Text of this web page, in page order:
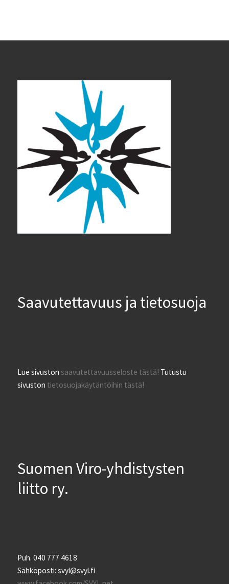
Saavutettavuus ja tietosuoja
Lue sivustonsaavutettavuusseloste tästä! Tutustu
sivuston tietosuojakäytäntöihin tästä!
Suomen Viro-yhdistysten
liitto ry.
Puh. 040 777 4618
Sähköposti: svyl@svyl.fi